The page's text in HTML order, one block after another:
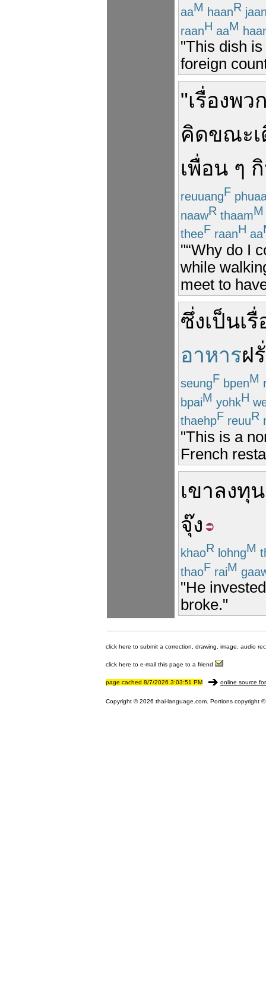
aaM haanR
raanH aaM
"This dish
foreign
"เรื่องพว
คิดขณะ
เพื่อน ๆ
reuuangF
naawR thaamM
theeF raanH aa
"“Why do I
while
meet to
ซึ่งเป็นเรื่
อาหารฝ
seungF bpenM
bpaiM yohkH
thaehpF reuuR
"This is a
French
เขาลงทุน
จุ๊ง
khaoR lohngM
thaoF raiM
"He
broke."
click here to submit a correction, drawing, image, audio
click here to e-mail this page to a friend
page cached 8/7/2026 3:03:51 PM online source
Copyright © 2026 thai-language.com. Portions copyright